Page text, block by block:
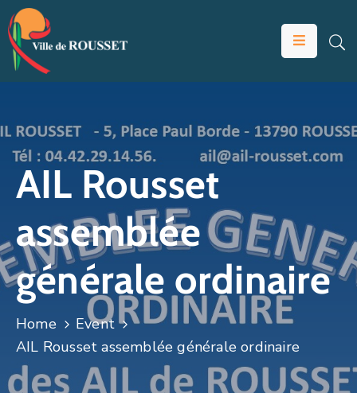
VOTRE
VIVRE
ROUSSET
ÉDUCATION
JEUNESSE
SOLIDARITÉS
ÉCONOMIE
ANIMATION
CULTURE
AIL Rousset
assemblée
générale ordinaire
Home
Event
AIL Rousset assemblée générale ordinaire